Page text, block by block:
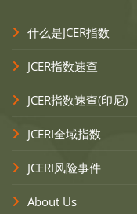
什么是JCER指数
JCER指数速查
JCER指数速查(印尼)
JCERI全域指数
JCERI风险事件
About Us